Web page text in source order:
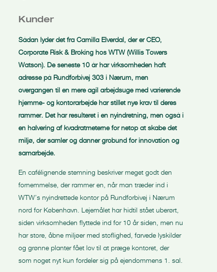
Kunder
Sådan lyder det fra Camilla Elverdal, der er CEO,
Corporate Risk & Broking hos WTW (Willis Towers
Watson). De seneste 10 år har virksomheden haft
adresse på Rundforbivej 303 i Nærum, men
overgangen til en mere agil arbejdsuge med varierende
hjemme- og kontorarbejde har stillet nye krav til deres
rammer. Det har resulteret i en nyindretning, men også i
en halvering af kvadratmeterne for netop at skabe det
miljø, der samler og danner grobund for innovation og
samarbejde.
En cafélignende stemning beskriver meget godt den
fornemmelse, der rammer en, når man træder ind i
WTW’s nyindrettede kontor på Rundforbivej i Nærum
nord for København. Lejemålet har hidtil stået uberørt,
siden virksomheden flyttede ind for 10 år siden, men nu
har store, åbne miljøer med stoflighed, farvede lyskilder
og grønne planter fået lov til at præge kontoret, der
som noget nyt kun fordeler sig på ejendommens 1. sal.